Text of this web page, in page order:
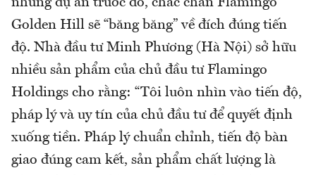
những dự án trước đó, chắc chắn Flamingo
Golden Hill sẽ “băng băng” về đích đúng tiến
độ. Nhà đầu tư Minh Phương (Hà Nội) sở hữu
nhiều sản phẩm của chủ đầu tư Flamingo
Holdings cho rằng: “Tôi luôn nhìn vào tiến độ,
pháp lý và uy tín của chủ đầu tư để quyết định
xuống tiền. Pháp lý chuẩn chỉnh, tiến độ bàn
giao đúng cam kết, sản phẩm chất lượng là